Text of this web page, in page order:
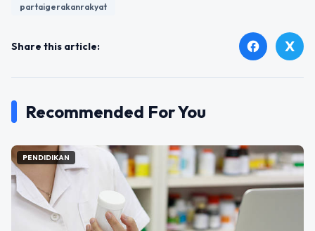
partaigerakanrakyat
Share this article: facebook X
Recommended For You
PENDIDIKAN